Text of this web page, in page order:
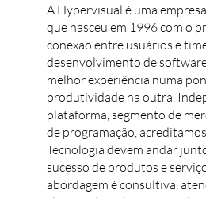
A Hypervisual é uma
que nasceu em 1996 com o
conexão entre usuários e
desenvolvimento de
melhor experiência numa
produtividade na outra.
plataforma, segmento de
de programação,
Tecnologia devem andar
sucesso de produtos e
abordagem é consultiva,